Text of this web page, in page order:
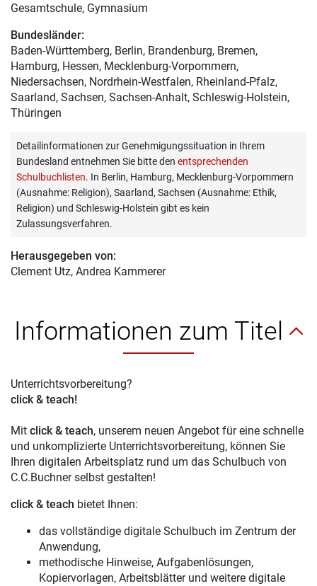
Gesamtschule, Gymnasium
Bundesländer:
Baden-Württemberg, Berlin, Brandenburg, Bremen,
Hamburg, Hessen, Mecklenburg-Vorpommern,
Niedersachsen, Nordrhein-Westfalen, Rheinland-Pfalz,
Saarland, Sachsen, Sachsen-Anhalt, Schleswig-Holstein,
Thüringen
Detailinformationen zur Genehmigungssituation in Ihrem
Bundesland entnehmen Sie bitte den entsprechenden
Schulbuchlisten. In Berlin, Hamburg, Mecklenburg-Vorpommern
(Ausnahme: Religion), Saarland, Sachsen (Ausnahme: Ethik,
Religion) und Schleswig-Holstein gibt es kein
Zulassungsverfahren.
Herausgegeben von:
Clement Utz, Andrea Kammerer
Informationen zum Titel
Unterrichtsvorbereitung?
click & teach!
Mit click & teach, unserem neuen Angebot für eine schnelle
und unkomplizierte Unterrichtsvorbereitung, können Sie
Ihren digitalen Arbeitsplatz rund um das Schulbuch von
C.C.Buchner selbst gestalten!
click & teach bietet Ihnen:
das vollständige digitale Schulbuch im Zentrum der
Anwendung,
methodische Hinweise, Aufgabenlösungen,
Kopiervorlagen, Arbeitsblätter und weitere digitale